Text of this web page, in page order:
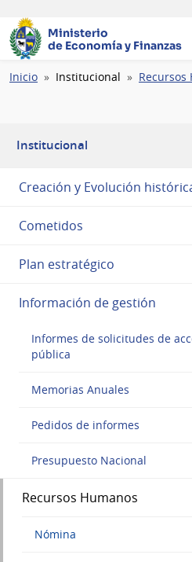
Ministerio
de Economía y Finanzas
Ruta
Inicio Institucional Recursos
Institucional
Creación y Evolución
Cometidos
Plan estratégico
Información de gestión
Informes de solicitudes de
pública
Memorias Anuales
Pedidos de informes
Presupuesto Nacional
Recursos Humanos
Nómina